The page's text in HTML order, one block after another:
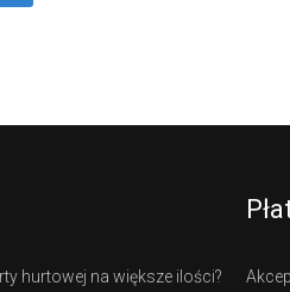
hurtowej na większe ilości?